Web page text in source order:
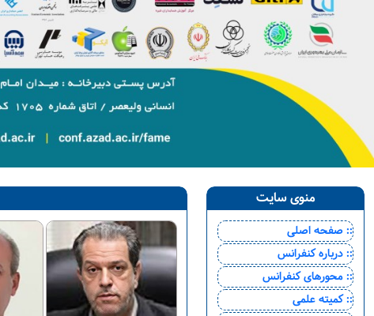
منوی سایت
:: صفحه اصلی
:: درباره کنفرانس
:: محورهای کنفرانس
:: کمیته علمی